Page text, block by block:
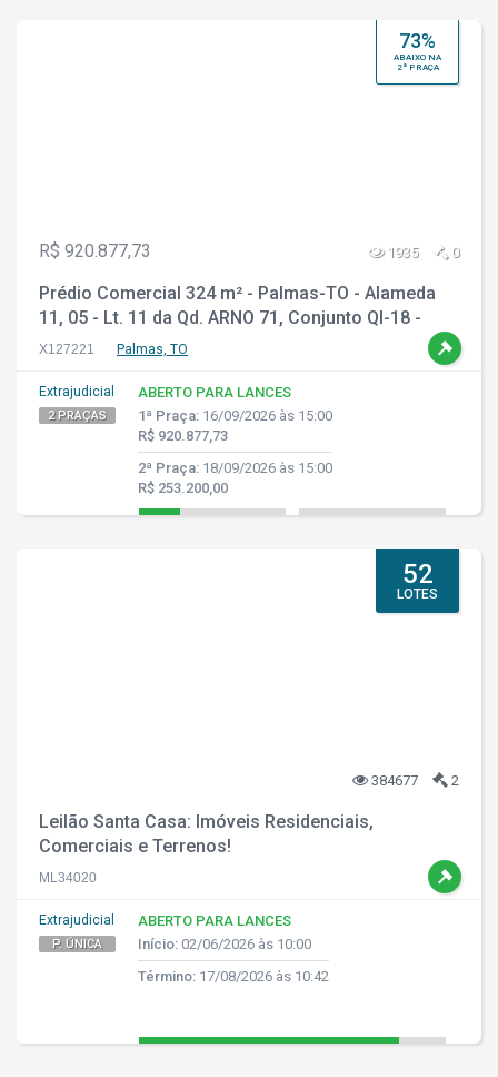
73%
ABAIXO NA
2ª PRAÇA
R$ 920.877,73 1935 0
Prédio Comercial 324 m² - Palmas-TO - Alameda
11, 05 - Lt. 11 da Qd. ARNO 71, Conjunto QI-18 -
Plano Diretor Norte
X127221 Palmas, TO
Extrajudicial
2 PRAÇAS
ABERTO PARA LANCES
1ª Praça: 16/09/2026 às 15:00
R$ 920.877,73
2ª Praça: 18/09/2026 às 15:00
R$ 253.200,00
52
LOTES
384677 2
Leilão Santa Casa: Imóveis Residenciais,
Comerciais e Terrenos!
ML34020
Extrajudicial
P. ÚNICA
ABERTO PARA LANCES
Início: 02/06/2026 às 10:00
Término: 17/08/2026 às 10:42